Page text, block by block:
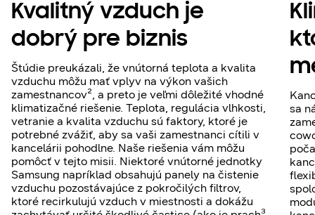
Kvalitný vzduch je
dobrý pre biznis
Štúdie preukázali, že vnútorná teplota a kvalita
vzduchu môžu mať vplyv na výkon vašich
zamestnancov², a preto je veľmi dôležité vhodné
klimatizačné riešenie. Teplota, regulácia vlhkosti,
vetranie a kvalita vzduchu sú faktory, ktoré je
potrebné zvážiť, aby sa vaši zamestnanci cítili v
kancelárii pohodlne. Naše riešenia vám môžu
pomôcť v tejto misii. Niektoré vnútorné jednotky
Samsung napríklad obsahujú panely na čistenie
vzduchu pozostávajúce z pokročilých filtrov,
ktoré recirkulujú vzduch v miestnosti a dokážu
sa